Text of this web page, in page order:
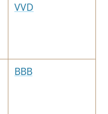
VVD
BBB